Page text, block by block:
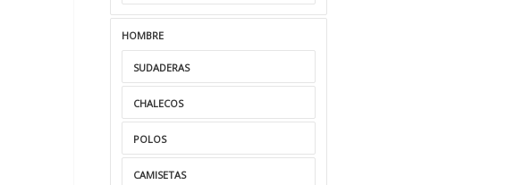
HOMBRE
SUDADERAS
CHALECOS
POLOS
CAMISETAS